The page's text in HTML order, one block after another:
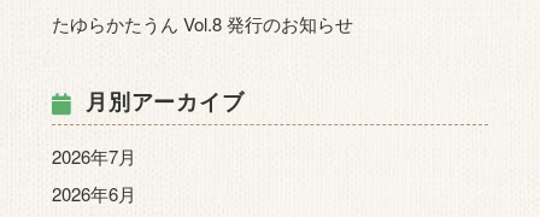
たゆらかたうん Vol.8 発行のお知らせ
月別アーカイブ
2026年7月
2026年6月